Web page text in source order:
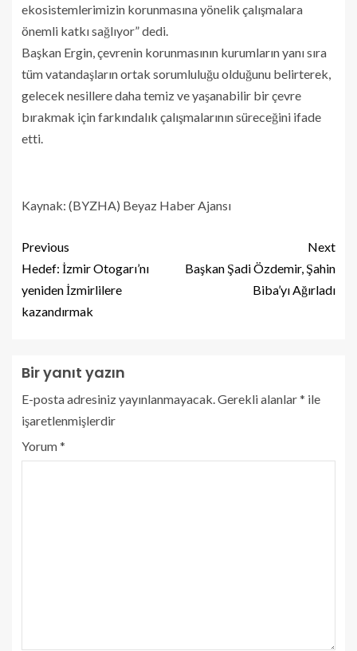
ekosistemlerimizin korunmasına yönelik çalışmalara
önemli katkı sağlıyor” dedi.
Başkan Ergin, çevrenin korunmasının kurumların yanı sıra
tüm vatandaşların ortak sorumluluğu olduğunu belirterek,
gelecek nesillere daha temiz ve yaşanabilir bir çevre
bırakmak için farkındalık çalışmalarının süreceğini ifade
etti.
Kaynak: (BYZHA) Beyaz Haber Ajansı
Previous
Hedef: İzmir Otogarı’nı
yeniden İzmirlilere
kazandırmak
Next
Başkan Şadi Özdemir, Şahin
Biba’yı Ağırladı
Bir yanıt yazın
E-posta adresiniz yayınlanmayacak. Gerekli alanlar* ile
işaretlenmişlerdir
Yorum*